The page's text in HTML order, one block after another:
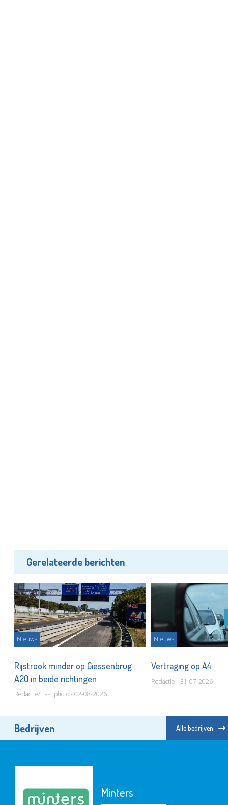
Gerelateerde berichten
Nieuws
Rijstrook minder op Giessenbrug
A20 in beide richtingen
Redactie/Flashphoto - 02-08-2026
Nieuws
Vertraging op A4
Redactie - 31-07-2026
Bedrijven Alle bedrijven
Minters